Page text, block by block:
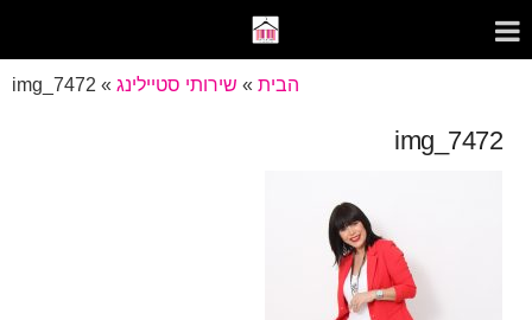
הבית » שירותי סטיילינג »
img_7472
img_7472